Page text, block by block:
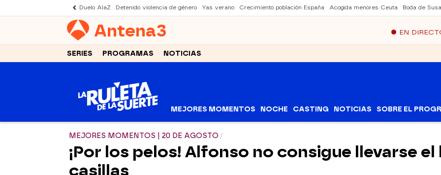
Duelo AlaZ Detenido violencia de género Yas verano Crecimiento población España Acogida menores Ceuta Boda de
Antena3 EN
SERIES PROGRAMAS NOTICIAS
MEJORES MOMENTOS NOCHE CASTING NOTICIAS SOBRE EL
MEJORES MOMENTOS | 20 DE AGOSTO
¡Por los pelos! Alfonso no consigue llevarse
casillas